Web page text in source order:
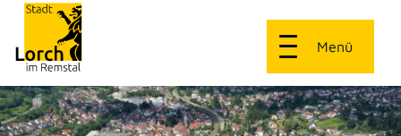
Menü